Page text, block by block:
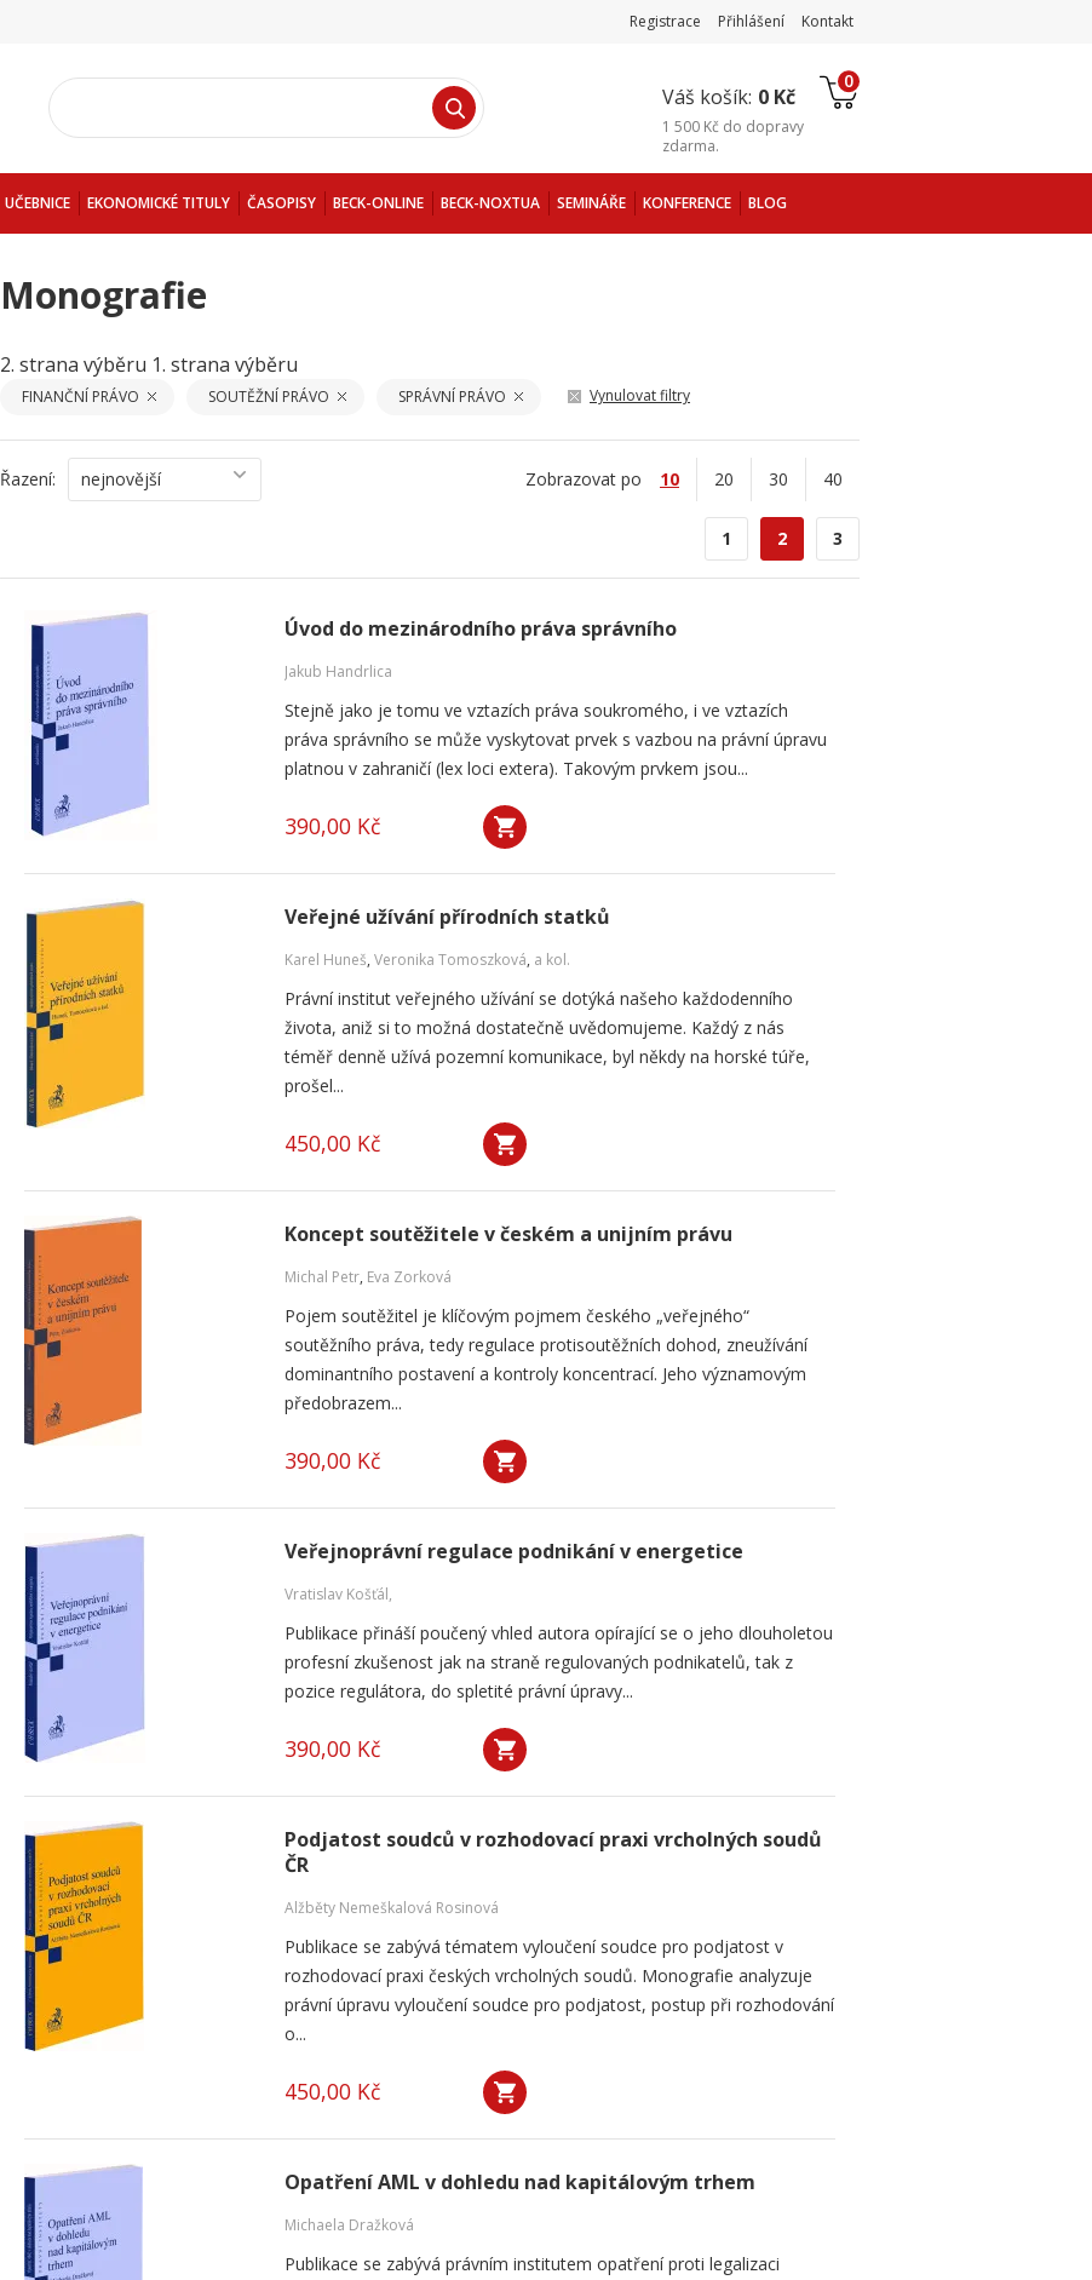
Registrace Přihlášení Kontakt
Váš košík: 0 Kč
0
1 500 Kč do dopravy
zdarma.
UČEBNICE EKONOMICKÉ TITULY ČASOPISY BECK-ONLINE BECK-NOXTUA SEMINÁŘE KONFERENCE BLOG
Monografie
2. strana výběru 1. strana výběru
FINANČNÍ PRÁVO SOUTĚŽNÍ PRÁVO SPRÁVNÍ PRÁVO Vynulovat filtry
Řazení: nejnovější Zobrazovat po 10 20 30 40
1 2 3
Úvod do mezinárodního práva správního
Jakub Handrlica
Stejně jako je tomu ve vztazích práva soukromého, i ve vztazích
práva správního se může vyskytovat prvek s vazbou na právní úpravu
platnou v zahraničí (lex loci extera). Takovým prvkem jsou...
390,00 Kč
Veřejné užívání přírodních statků
Karel Huneš, Veronika Tomoszková, a kol.
Právní institut veřejného užívání se dotýká našeho každodenního
života, aniž si to možná dostatečně uvědomujeme. Každý z nás
téměř denně užívá pozemní komunikace, byl někdy na horské túře,
prošel...
450,00 Kč
Koncept soutěžitele v českém a unijním právu
Michal Petr, Eva Zorková
Pojem soutěžitel je klíčovým pojmem českého „veřejného“
soutěžního práva, tedy regulace protisoutěžních dohod, zneužívání
dominantního postavení a kontroly koncentrací. Jeho významovým
předobrazem...
390,00 Kč
Veřejnoprávní regulace podnikání v energetice
Vratislav Košťál,
Publikace přináší poučený vhled autora opírající se o jeho dlouholetou
profesní zkušenost jak na straně regulovaných podnikatelů, tak z
pozice regulátora, do spletité právní úpravy...
390,00 Kč
Podjatost soudců v rozhodovací praxi vrcholných soudů
ČR
Alžběty Nemeškalová Rosinová
Publikace se zabývá tématem vyloučení soudce pro podjatost v
rozhodovací praxi českých vrcholných soudů. Monografie analyzuje
právní úpravu vyloučení soudce pro podjatost, postup při rozhodování
o...
450,00 Kč
Opatření AML v dohledu nad kapitálovým trhem
Michaela Dražková
Publikace se zabývá právním institutem opatření proti legalizaci